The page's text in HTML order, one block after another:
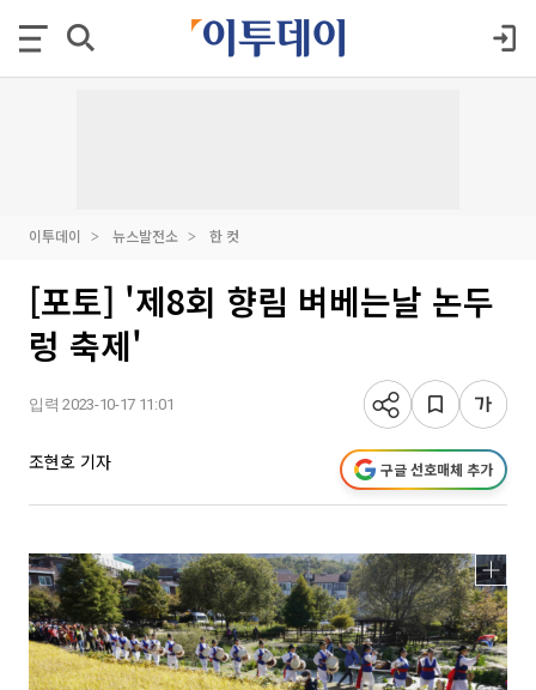
이투데이 뉴스발전소 한 컷
[포토] '제8회 향림 벼베는날 논두
렁 축제'
입력 2023-10-17 11:01
조현호 기자 구글 선호매체 추가